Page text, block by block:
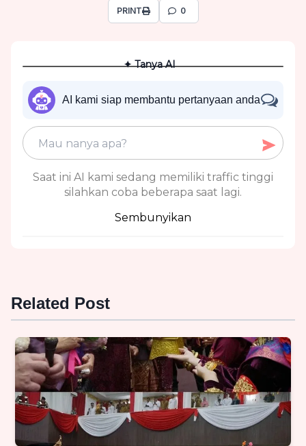
PRINT 0
✦ Tanya AI
AI kami siap membantu pertanyaan anda
Saat ini AI kami sedang memiliki traffic tinggi
silahkan coba beberapa saat lagi.
Sembunyikan
Related Post